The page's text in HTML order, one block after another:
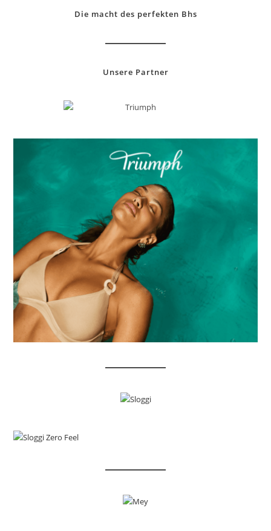
Die macht des perfekten Bhs
Unsere Partner